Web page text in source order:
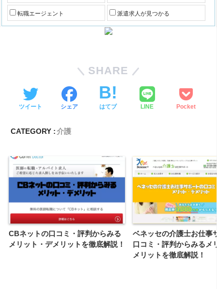
転職エージェント 派遣求人が見つかる
SHARE
ツイート シェア はてブ LINE Pocket
CATEGORY :介護
CBネットの口コミ・評判からみる
メリット・デメリットを徹底解説！
ベネッセの介護士お仕事
口コミ・評判からみるメ
メリットを徹底解説！